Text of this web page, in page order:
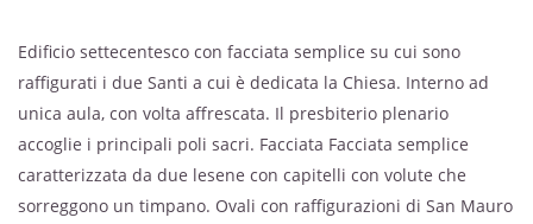
Edificio settecentesco con facciata semplice su cui sono
raffigurati i due Santi a cui è dedicata la Chiesa. Interno ad
unica aula, con volta affrescata. Il presbiterio plenario
accoglie i principali poli sacri. Facciata Facciata semplice
caratterizzata da due lesene con capitelli con volute che
sorreggono un timpano. Ovali con raffigurazioni di San Mauro